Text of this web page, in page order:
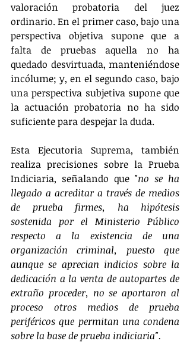
valoración probatoria del juez
ordinario. En el primer caso, bajo una
perspectiva objetiva supone que a
falta de pruebas aquella no ha
quedado desvirtuada, manteniéndose
incólume; y, en el segundo caso, bajo
una perspectiva subjetiva supone que
la actuación probatoria no ha sido
suficiente para despejar la duda.
Esta Ejecutoria Suprema, también
realiza precisiones sobre la Prueba
Indiciaria, señalando que "no se ha
llegado a acreditar a través de medios
de prueba firmes, ha hipótesis
sostenida por el Ministerio Público
respecto a la existencia de una
organización criminal, puesto que
aunque se aprecian indicios sobre la
dedicación a la venta de autopartes de
extraño proceder, no se aportaron al
proceso otros medios de prueba
periféricos que permitan una condena
sobre la base de prueba indiciaria".